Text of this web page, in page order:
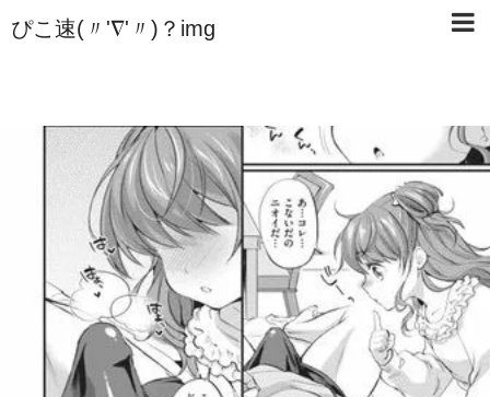
ぴこ速(〃'∇'〃)？img